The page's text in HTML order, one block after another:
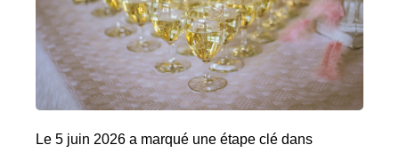
Le 5 juin 2026 a marqué une étape clé dans